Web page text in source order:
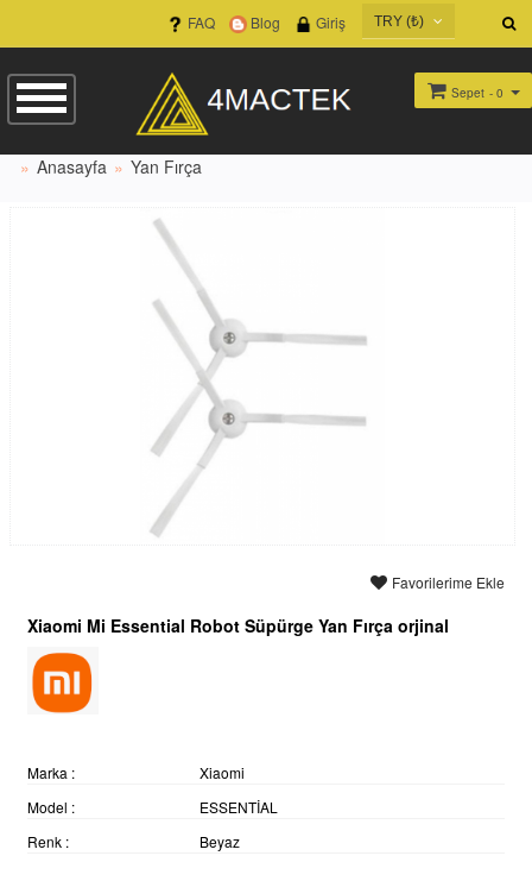
TRY (₺)
FAQ Blog Giriş
Sepet - 0
Anasayfa Yan Fırça
Favorilerime Ekle
Xiaomi Mi Essential Robot Süpürge Yan Fırça orjinal
Marka :
Xiaomi
Model :
ESSENTİAL
Renk :
Beyaz